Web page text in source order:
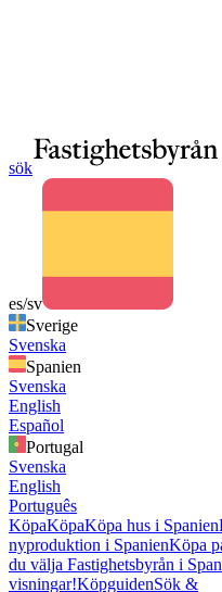
sök
es/sv
Sverige
Svenska
Spanien
Svenska
English
Español
Portugal
Svenska
English
Português
KöpaKöpaKöpa hus i Spanien
nyproduktion i SpanienKöpa
du välja Fastighetsbyrån i
visningar!KöpguidenSök &